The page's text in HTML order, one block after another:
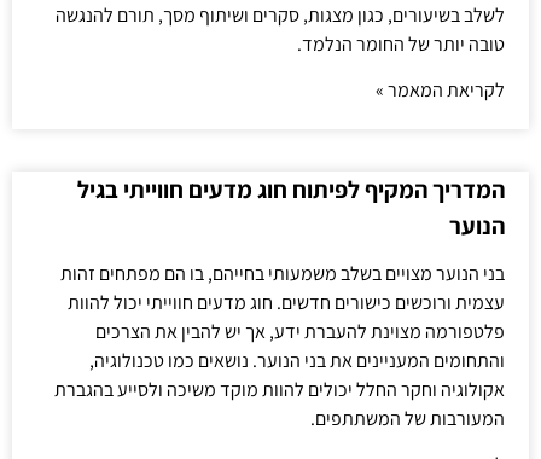
לשלב בשיעורים, כגון מצגות, סקרים ושיתוף מסך, תורם להנגשה
טובה יותר של החומר הנלמד.
לקריאת המאמר »
המדריך המקיף לפיתוח חוג מדעים חווייתי בגיל
הנוער
בני הנוער מצויים בשלב משמעותי בחייהם, בו הם מפתחים זהות
עצמית ורוכשים כישורים חדשים. חוג מדעים חווייתי יכול להוות
פלטפורמה מצוינת להעברת ידע, אך יש להבין את הצרכים
והתחומים המעניינים את בני הנוער. נושאים כמו טכנולוגיה,
אקולוגיה וחקר החלל יכולים להוות מוקד משיכה ולסייע בהגברת
המעורבות של המשתתפים.